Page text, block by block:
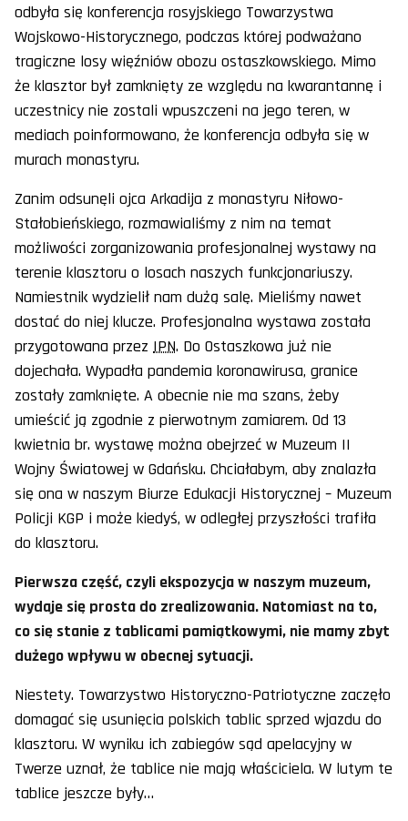
odbyła się konferencja rosyjskiego Towarzystwa
Wojskowo-Historycznego, podczas której podważano
tragiczne losy więźniów obozu ostaszkowskiego. Mimo
że klasztor był zamknięty ze względu na kwarantannę i
uczestnicy nie zostali wpuszczeni na jego teren, w
mediach poinformowano, że konferencja odbyła się w
murach monastyru.
Zanim odsunęli ojca Arkadija z monastyru Niłowo-
Stałobieńskiego, rozmawialiśmy z nim na temat
możliwości zorganizowania profesjonalnej wystawy na
terenie klasztoru o losach naszych funkcjonariuszy.
Namiestnik wydzielił nam dużą salę. Mieliśmy nawet
dostać do niej klucze. Profesjonalna wystawa została
przygotowana przez IPN. Do Ostaszkowa już nie
dojechała. Wypadła pandemia koronawirusa, granice
zostały zamknięte. A obecnie nie ma szans, żeby
umieścić ją zgodnie z pierwotnym zamiarem. Od 13
kwietnia br. wystawę można obejrzeć w Muzeum II
Wojny Światowej w Gdańsku. Chciałabym, aby znalazła
się ona w naszym Biurze Edukacji Historycznej – Muzeum
Policji KGP i może kiedyś, w odległej przyszłości trafiła
do klasztoru.
Pierwsza część, czyli ekspozycja w naszym muzeum,
wydaje się prosta do zrealizowania. Natomiast na to,
co się stanie z tablicami pamiątkowymi, nie mamy zbyt
dużego wpływu w obecnej sytuacji.
Niestety. Towarzystwo Historyczno-Patriotyczne zaczęło
domagać się usunięcia polskich tablic sprzed wjazdu do
klasztoru. W wyniku ich zabiegów sąd apelacyjny w
Twerze uznał, że tablice nie mają właściciela. W lutym te
tablice jeszcze były…